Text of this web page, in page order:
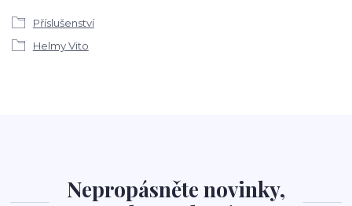
Příslušenství
Helmy Vito
Nepropásněte novinky,